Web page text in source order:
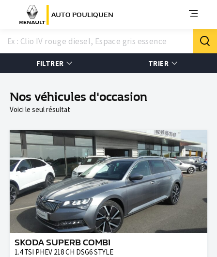
AUTO POULIQUEN
FILTRER TRIER
Nos véhicules d'occasion
Voici le seul résultat
SKODA SUPERB COMBI
1.4 TSI PHEV 218 CH DSG6 STYLE